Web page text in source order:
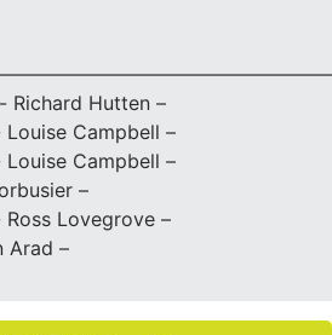
Richard Hutten –
Campbell –
Campbell –
–
Lovegrove –
Arad –